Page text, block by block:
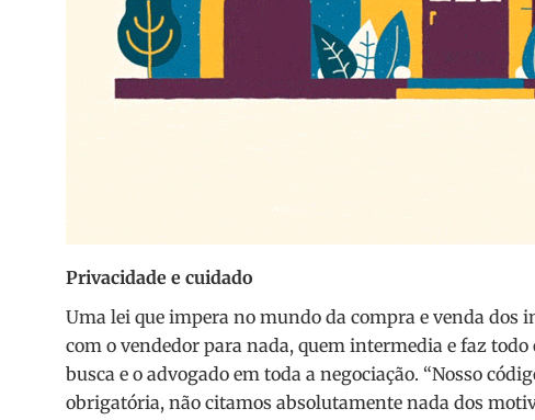
Privacidade e cuidado
Uma lei que impera no mundo da compra e venda dos
com o vendedor para nada, quem intermedia e faz
busca e o advogado em toda a negociação. “Nosso
obrigatória, não citamos absolutamente nada dos